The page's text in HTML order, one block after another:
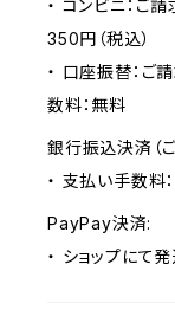
・ コンビニ：ご
350円（税込）
・ 口座振替：ご
数料：無料
銀行振込決済（
・ 支払い手数料
PayPay決済:
・ ショップにて